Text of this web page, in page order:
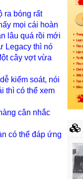
ra bóng rất
mọi cái hoàn
lâu quá rồi mới
Legacy thì nó
cây vợt vừa
kiểm soát, nói
thì có thể xem
cân nhắc
có thể đáp ứng